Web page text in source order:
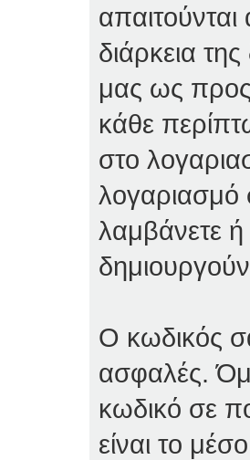
διάρκεια
μας ως προς
κάθε
στο
λογαριασμό
λαμβάνετε
Ο κωδικός
ασφαλές.
κωδικό σε
είναι το